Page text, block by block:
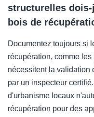
structurelles
bois de
Documentez toujours si
récupération, comme
nécessitent la validation
par un inspecteur
d'urbanisme locaux
récupération pour des